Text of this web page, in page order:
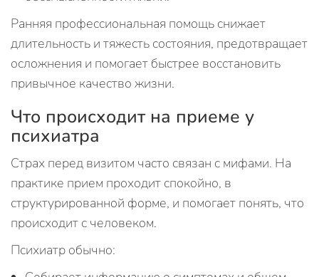
Ранняя профессиональная помощь снижает
длительность и тяжесть состояния, предотвращает
осложнения и помогает быстрее восстановить
привычное качество жизни.
Что происходит на приеме у
психиатра
Страх перед визитом часто связан с мифами. На
практике прием проходит спокойно, в
структурированной форме, и помогает понять, что
происходит с человеком.
Психиатр обычно: